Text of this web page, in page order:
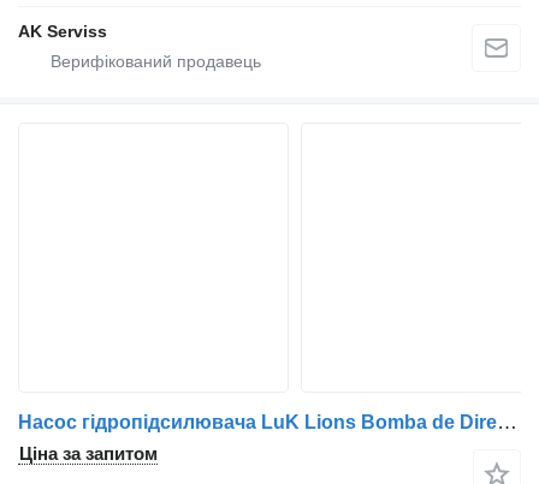
AK Serviss
Насос гідропідсилювача LuK Lions Bomba de Direção TGA;TGX 81471016186 до тягача MAN TGA;TGX
Ціна за запитом